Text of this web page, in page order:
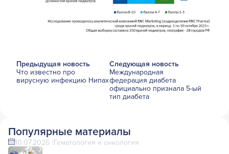
Предыдущая новость
Что известно про
вирусную инфекцию Нипах
Следующая новость
Международная
федерация диабета
официально признала 5-ый
тип диабета
Популярные материалы
10.07.2026 Гематология и онкология